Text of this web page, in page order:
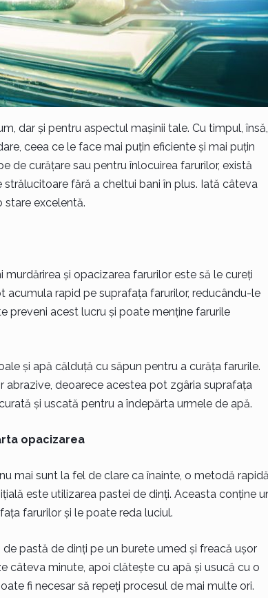
dar și pentru aspectul mașinii tale. Cu timpul, însă,
ceea ce le face mai puțin eficiente și mai puțin
de curățare sau pentru înlocuirea farurilor, există
fără a cheltui bani în plus. Iată câteva
stare excelentă.
și opacizarea farurilor este să le cureți
acumula rapid pe suprafața farurilor, reducându-le
preveni acest lucru și poate menține farurile
și apă călduță cu săpun pentru a curăța farurile.
abrazive, deoarece acestea pot zgâria suprafața
și uscată pentru a îndepărta urmele de apă.
opacizarea
mai sunt la fel de clare ca înainte, o metodă rapidă
este utilizarea pastei de dinți. Aceasta conține
farurilor și le poate reda luciul.
pastă de dinți pe un burete umed și freacă ușor
câteva minute, apoi clătește cu apă și usucă cu o
fi necesar să repeți procesul de mai multe ori.